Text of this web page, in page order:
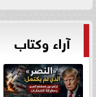
آراء وكتاب